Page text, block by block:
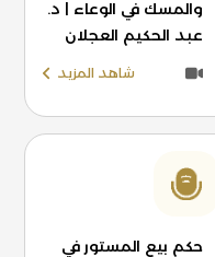
والمسك في الوعاء | د.
عبد الحكيم العجلان
شاهد المزيد
حكم بيع المستور في